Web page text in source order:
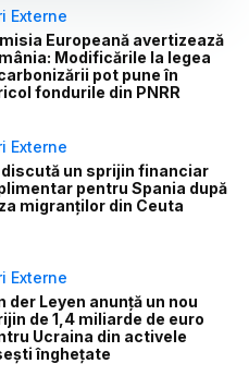
Externe
Europeană avertizează
Modificările la legea
pot pune în
fondurile din PNRR
Externe
discută un sprijin financiar
pentru Spania după
migranților din Ceuta
Externe
der Leyen anunță un nou
de 1,4 miliarde de euro
Ucraina din activele
înghețate